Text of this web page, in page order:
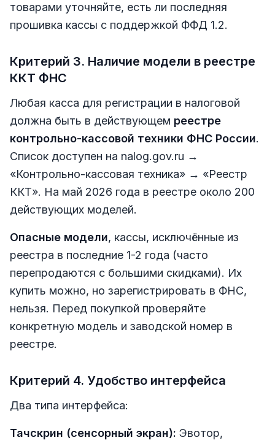
товарами уточняйте, есть ли последняя
прошивка кассы с поддержкой ФФД 1.2.
Критерий 3. Наличие модели в реестре
ККТ ФНС
Любая касса для регистрации в налоговой
должна быть в действующем реестре
контрольно-кассовой техники ФНС России.
Список доступен на nalog.gov.ru →
«Контрольно-кассовая техника» → «Реестр
ККТ». На май 2026 года в реестре около 200
действующих моделей.
Опасные модели, кассы, исключённые из
реестра в последние 1-2 года (часто
перепродаются с большими скидками). Их
купить можно, но зарегистрировать в ФНС,
нельзя. Перед покупкой проверяйте
конкретную модель и заводской номер в
реестре.
Критерий 4. Удобство интерфейса
Два типа интерфейса:
Тачскрин (сенсорный экран): Эвотор,